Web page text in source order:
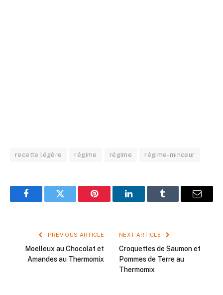
recette légère régime régime régime-minceur
FacebookTwitter Pinterest LinkedInTumblr Email
PREVIOUS ARTICLE
Moelleux au Chocolat et
Amandes au Thermomix
NEXT ARTICLE
Croquettes de Saumon et
Pommes de Terre au
Thermomix